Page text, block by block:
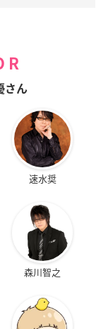
さん
速水奨
森川智之